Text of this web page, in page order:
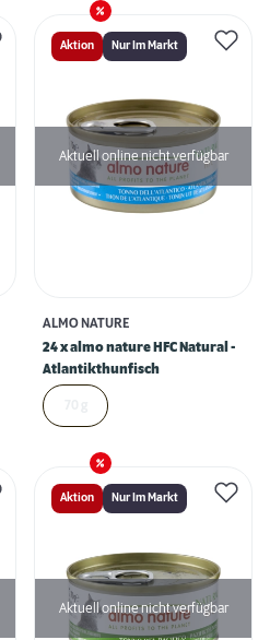
Aktion Nur Im Markt
Aktuell online nicht verfügbar
ALMO NATURE
24 x almo nature HFC Natural -
Atlantikthunfisch
Aktion Nur Im Markt
Aktuell online nicht verfügbar